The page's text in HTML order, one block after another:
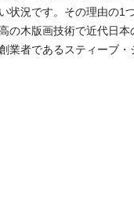
状況です。その理由の
の木版画技術で近代日
業者であるスティーブ・